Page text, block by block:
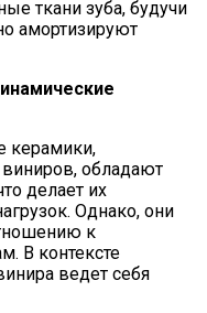
ткани зуба, будучи
амортизируют
керамики,
обладают
делает их
Однако, они
к
В контексте
ведет себя